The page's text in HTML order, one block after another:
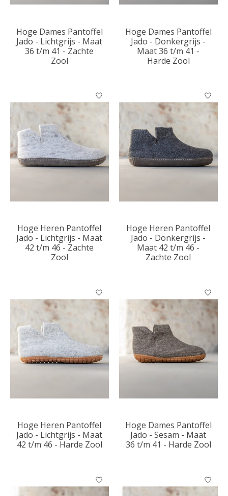
Hoge Dames Pantoffel
Jado - Lichtgrijs - Maat
36 t/m 41 - Zachte
Zool
Hoge Dames Pantoffel
Jado - Donkergrijs -
Maat 36 t/m 41 -
Harde Zool
Hoge Heren Pantoffel
Jado - Lichtgrijs - Maat
42 t/m 46 - Zachte
Zool
Hoge Heren Pantoffel
Jado - Donkergrijs -
Maat 42 t/m 46 -
Zachte Zool
Hoge Heren Pantoffel
Jado - Lichtgrijs - Maat
42 t/m 46 - Harde Zool
Hoge Dames Pantoffel
Jado - Sesam - Maat
36 t/m 41 - Harde Zool